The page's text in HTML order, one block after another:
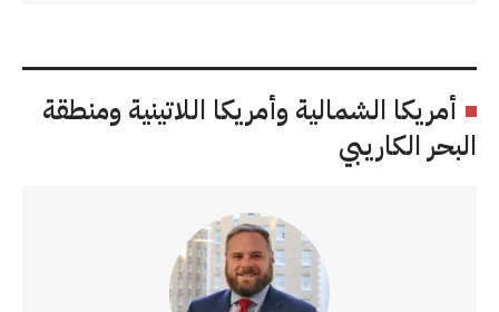
أمريكا الشمالية وأمريكا اللاتينية ومنطقة
البحر الكاريبي